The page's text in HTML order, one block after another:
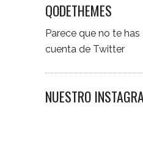
QODETHEMES
Parece que no te
cuenta de Twitter
NUESTRO